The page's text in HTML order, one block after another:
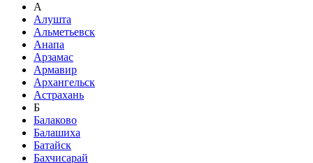
А
Алушта
Альметьевск
Анапа
Арзамас
Армавир
Архангельск
Астрахань
Б
Балаково
Балашиха
Батайск
Бахчисарай